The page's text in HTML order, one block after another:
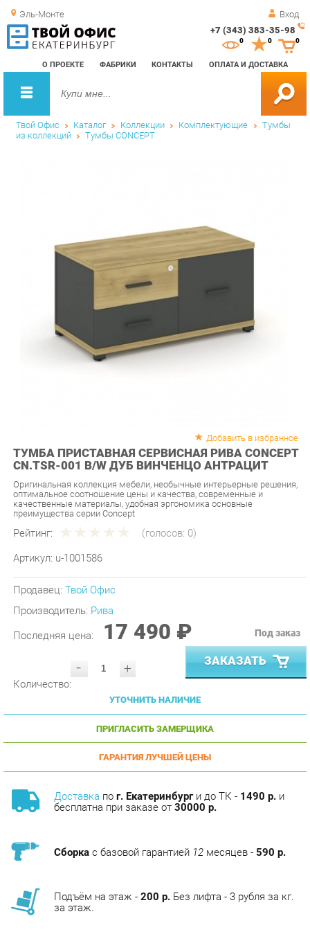
Эль-Монте Вход
+7 (343) 383-35-98
О ПРОЕКТЕ ФАБРИКИ КОНТАКТЫ ОПЛАТА И ДОСТАВКА
0 0
Твой Офис Каталог Коллекции Комплектующие Тумбы
из коллекций Тумбы CONCEPT
ТУМБА ПРИСТАВНАЯ СЕРВИСНАЯ РИВА CONCEPT
CN.TSR-001 B/W ДУБ ВИНЧЕНЦО АНТРАЦИТ
Оригинальная коллекция мебели, необычные интерьерные решения,
оптимальное соотношение цены и качества, современные и
качественные материалы, удобная эргономика основные
преимущества серии Concept
Рейтинг: (голосов:
Артикул: u-1001586
Продавец:
Производитель:Рива
Последняя цена: 17 490 ₽
- +
ЗАКАЗАТЬ
УТОЧНИТЬ НАЛИЧИЕ
ПРИГЛАСИТЬ ЗАМЕРЩИКА
ГАРАНТИЯ ЛУЧШЕЙ ЦЕНЫ
по г. Екатеринбурги до ТК -
бесплатна при заказе от30000 р.
Подъём на этаж - 200 р. Без лифта - 3 рубля за кг.
АНАЛОГИ